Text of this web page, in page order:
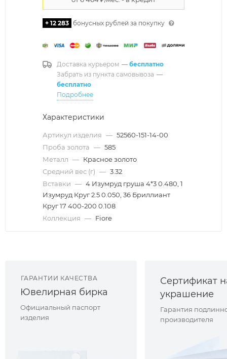
+ 12 283 бонусных рублей за покупку
Доставка курьером — бесплатно
Забрать из пункта самовывоза —
бесплатно
Подробнее
Характеристики
Артикул изделия — 52560-151-14-00
Проба золота — 585
Металл — Красное золото
Средний вес (г) — 3.32
Вставки — 4 Изумруд груша 4*3 0.480, 1
Изумруд Круг 2.5 0.050, 36 Бриллиант
Круг 17 400-200 0.108
Коллекция — Fiore
ГАРАНТИИ КАЧЕСТВА
Ювелирная бирка
Официальный паспорт
изделия
Сертификат
украшение
Гарантия
производителя